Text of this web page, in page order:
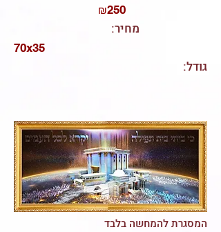
₪250
:מחיר
70x35
:גודל
המסגרת להמחשה בלבד